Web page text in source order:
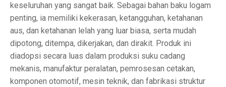
keseluruhan yang sangat baik. Sebagai bahan baku logam
penting, ia memiliki kekerasan, ketangguhan, ketahanan
aus, dan ketahanan lelah yang luar biasa, serta mudah
dipotong, ditempa, dikerjakan, dan dirakit. Produk ini
diadopsi secara luas dalam produksi suku cadang
mekanis, manufaktur peralatan, pemrosesan cetakan,
komponen otomotif, mesin teknik, dan fabrikasi struktur